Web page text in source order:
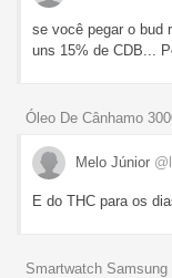
se você pegar o bud
uns 15% de CDB...
Óleo De Cânhamo
Melo Júnior
E do THC para os
Smartwatch